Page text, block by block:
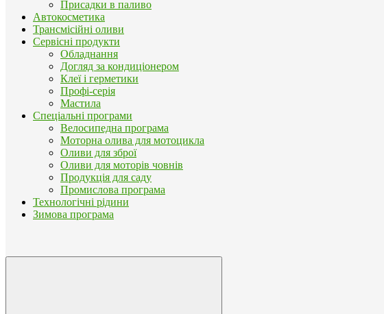
Присадки в паливо
Автокосметика
Трансмісійні оливи
Сервісні продукти
Обладнання
Догляд за кондиціонером
Клеї і герметики
Профі-серія
Мастила
Спеціальні програми
Велосипедна програма
Моторна олива для мотоцикла
Оливи для зброї
Оливи для моторів човнів
Продукція для саду
Промислова програма
Технологічні рідини
Зимова програма